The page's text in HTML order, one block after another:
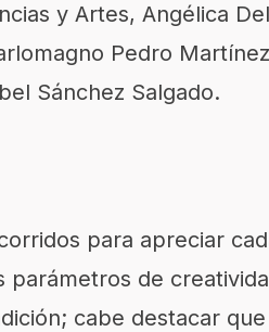
y Artes, Angélica
Pedro
Sánchez Salgado.
para apreciar
parámetros de
cabe destacar que